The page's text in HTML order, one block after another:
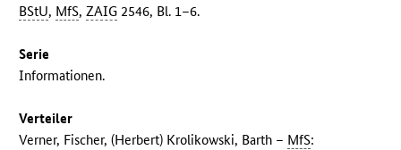
BStU, MfS,ZAIG 2546, Bl. 1–6.
Serie
Informationen.
Verteiler
Verner, Fischer, (Herbert) Krolikowski, Barth – MfS: